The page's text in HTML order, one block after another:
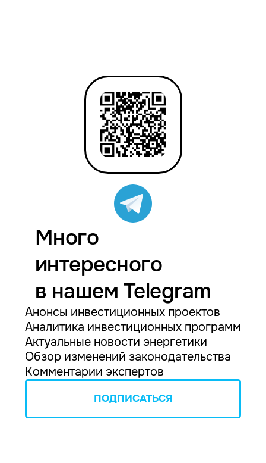
Много
интересного
в нашем Telegram
Анонсы инвестиционных проектов
Аналитика инвестиционных программ
Актуальные новости энергетики
Обзор изменений законодательства
Комментарии экспертов
ПОДПИСАТЬСЯ